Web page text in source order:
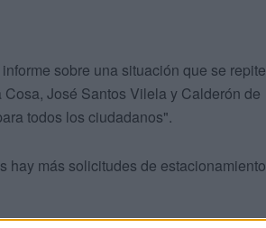
sobre una situación que se repite
José Santos Vilela y Calderón de
todos los ciudadanos".
hay más solicitudes de estacionamiento